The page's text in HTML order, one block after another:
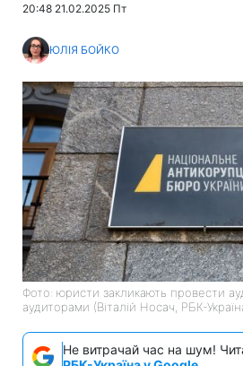
20:48 21.02.2025 Пт
ЮЛІЯ БОЙКО
Фото: юристи закликають провести
аудиторами (Віталій Носач, РБК-
Не витрачай час на шум!